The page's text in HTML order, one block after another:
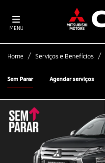
MENU
Home Serviços e Benefícios
Agendar serviços
Sem Parar